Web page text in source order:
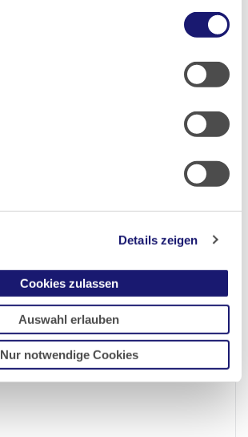
Details zeigen
Cookies zulassen
Auswahl erlauben
Nur notwendige Cookies